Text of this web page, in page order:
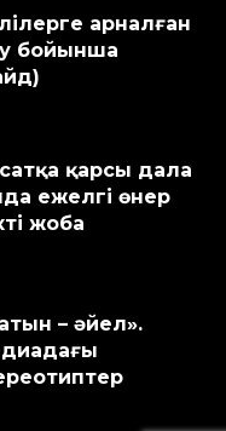
арналған
бойынша
қарсы дала
ежелгі өнер
жоба
– әйел».